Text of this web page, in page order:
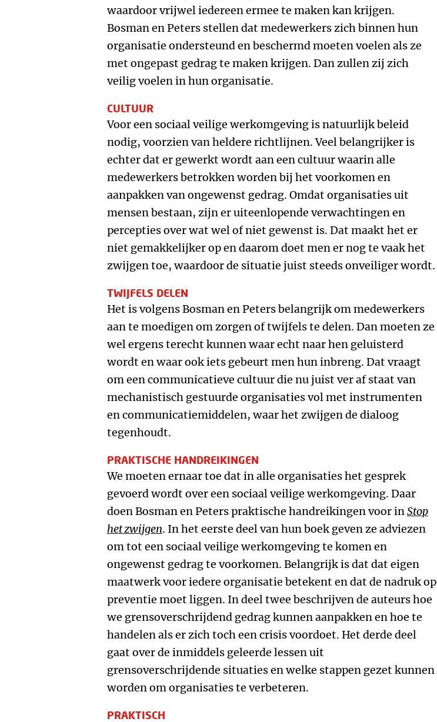
waardoor vrijwel iedereen ermee te maken kan krijgen.
Bosman en Peters stellen dat medewerkers zich binnen hun
organisatie ondersteund en beschermd moeten voelen als ze
met ongepast gedrag te maken krijgen. Dan zullen zij zich
veilig voelen in hun organisatie.
CULTUUR
Voor een sociaal veilige werkomgeving is natuurlijk beleid
nodig, voorzien van heldere richtlijnen. Veel belangrijker is
echter dat er gewerkt wordt aan een cultuur waarin alle
medewerkers betrokken worden bij het voorkomen en
aanpakken van ongewenst gedrag. Omdat organisaties uit
mensen bestaan, zijn er uiteenlopende verwachtingen en
percepties over wat wel of niet gewenst is. Dat maakt het er
niet gemakkelijker op en daarom doet men er nog te vaak het
zwijgen toe, waardoor de situatie juist steeds onveiliger wordt.
TWIJFELS DELEN
Het is volgens Bosman en Peters belangrijk om medewerkers
aan te moedigen om zorgen of twijfels te delen. Dan moeten ze
wel ergens terecht kunnen waar echt naar hen geluisterd
wordt en waar ook iets gebeurt men hun inbreng. Dat vraagt
om een communicatieve cultuur die nu juist ver af staat van
mechanistisch gestuurde organisaties vol met instrumenten
en communicatiemiddelen, waar het zwijgen de dialoog
tegenhoudt.
PRAKTISCHE HANDREIKINGEN
We moeten ernaar toe dat in alle organisaties het gesprek
gevoerd wordt over een sociaal veilige werkomgeving. Daar
doen Bosman en Peters praktische handreikingen voor inStop
het zwijgen. In het eerste deel van hun boek geven ze adviezen
om tot een sociaal veilige werkomgeving te komen en
ongewenst gedrag te voorkomen. Belangrijk is dat dat eigen
maatwerk voor iedere organisatie betekent en dat de nadruk op
preventie moet liggen. In deel twee beschrijven de auteurs hoe
we grensoverschrijdend gedrag kunnen aanpakken en hoe te
handelen als er zich toch een crisis voordoet. Het derde deel
gaat over de inmiddels geleerde lessen uit
grensoverschrijdende situaties en welke stappen gezet kunnen
worden om organisaties te verbeteren.
PRAKTISCH